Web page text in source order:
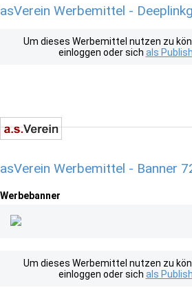
asVerein Werbemittel -
Um dieses Werbemittel nutzen zu
einloggen oder sich als
asVerein Werbemittel - Banner
Werbebanner
Um dieses Werbemittel nutzen zu
einloggen oder sich als